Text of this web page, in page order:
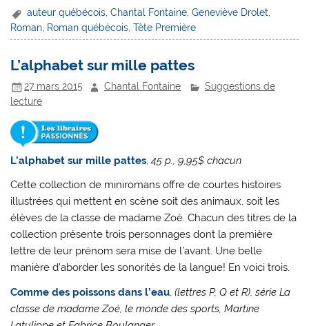
auteur québécois,Chantal Fontaine,Geneviève Drolet,
Roman Roman québécois ,Tête Première
L’alphabet sur mille pattes
27 mars 2015 Chantal Fontaine
Suggestions de
lecture
L’alphabet sur mille pattes,45 p., 9,95$ chacun
Cette collection de miniromans offre de courtes histoires
illustrées qui mettent en scène soit des animaux, soit les
élèves de la classe de madame Zoé. Chacun des titres de la
collection présente trois personnages dont la première
lettre de leur prénom sera mise de l’avant. Une belle
manière d’aborder les sonorités de la langue! En voici trois.
Comme des poissons dans l’eau,(lettres P, Q et R), série La
classe de madame Zoé, le monde des sports, Martine